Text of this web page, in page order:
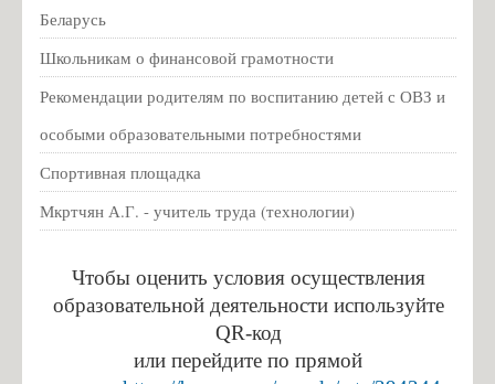
Всероссийская акция #ОКНА_ПОБЕДЫ 2020
Большая перемена
График организационных собраний с обучающимися и/или
Всероссийские проверочные работы (ВПР)
Техника безопасности ПДД
Список Первоклассников 2021-2022
Информация для родителей о приеме в первый класс на
2025-2026 учебный год
Информация для родителей о приеме в 10 класс на 2025-
Беларусь
Школьникам о финансовой грамотности
Рекомендации родителям по воспитанию детей с ОВЗ и
особыми образовательными потребностями
Спортивная площадка
Мкртчян А.Г. - учитель труда (технологии)
Чтобы оценить условия осуществления
образовательной деятельности используйте
QR-код
или перейдите по прямой